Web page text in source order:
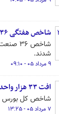
شاخص‌ هفتگی ۳۶ صنعت بورسی مثبت شد
شدند.
۹ مرداد ۰۵ - ۰۹:۱۰
افت ۳۳ هزار واحدی شاخص کل بورس
شاخص کل بورس در پایان معاملات
۷ مرداد ۰۵ - ۱۳:۲۵